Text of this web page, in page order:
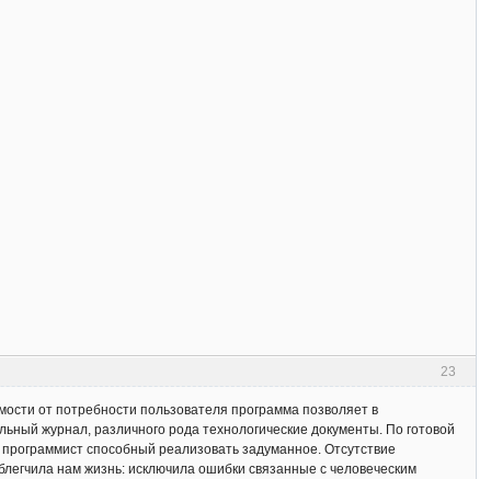
23
от потребности пользователя программа позволяет в
журнал, различного рода технологические документы. По готовой
способный реализовать задуманное. Отсутствие
нам жизнь: исключила ошибки связанные с человеческим